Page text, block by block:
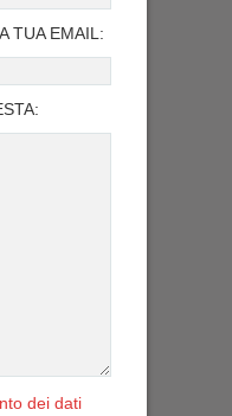
TUA EMAIL:
dei dati